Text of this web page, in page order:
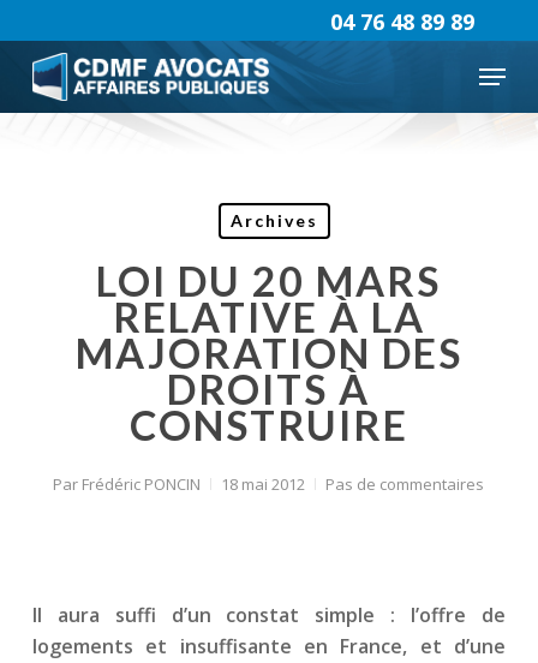
to
main
content
Menu
04 76 48 89 89
Archives
LOI DU 20 MARS
RELATIVE À LA
MAJORATION DES
DROITS À
CONSTRUIRE
Par Frédéric PONCIN 18 mai 2012 Pas de commentaires
Il aura suffi d’un constat simple : l’offre de
logements et insuffisante en France, et d’une